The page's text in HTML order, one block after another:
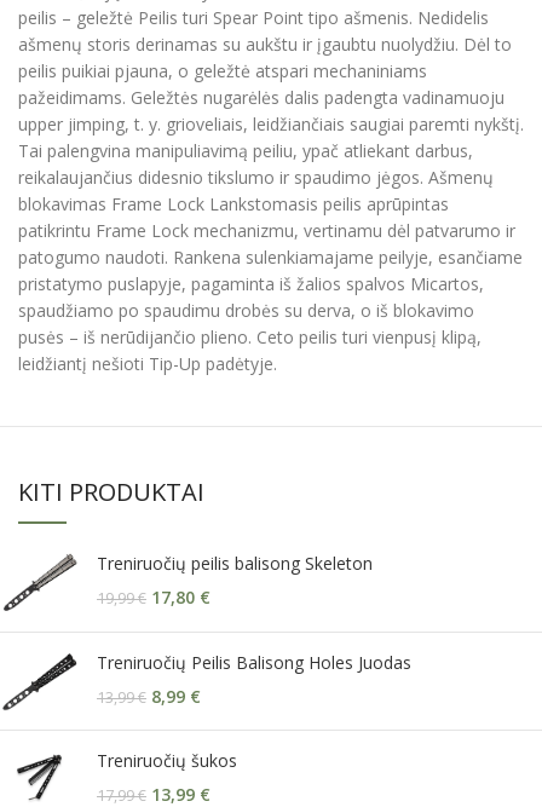
peilis – geležtė Peilis turi Spear Point tipo ašmenis. Nedidelis
ašmenų storis derinamas su aukštu ir įgaubtu nuolydžiu. Dėl to
peilis puikiai pjauna, o geležtė atspari mechaniniams
pažeidimams. Geležtės nugarėlės dalis padengta vadinamuoju
upper jimping, t. y. grioveliais, leidžiančiais saugiai paremti nykštį.
Tai palengvina manipuliavimą peiliu, ypač atliekant darbus,
reikalaujančius didesnio tikslumo ir spaudimo jėgos. Ašmenų
blokavimas Frame Lock Lankstomasis peilis aprūpintas
patikrintu Frame Lock mechanizmu, vertinamu dėl patvarumo ir
patogumo naudoti. Rankena sulenkiamajame peilyje, esančiame
pristatymo puslapyje, pagaminta iš žalios spalvos Micartos,
spaudžiamo po spaudimu drobės su derva, o iš blokavimo
pusės – iš nerūdijančio plieno. Ceto peilis turi vienpusį klipą,
leidžiantį nešioti Tip-Up padėtyje.
KITI PRODUKTAI
Treniruočių peilis balisong Skeleton
19,99€ 17,80 €
Treniruočių Peilis Balisong Holes Juodas
13,99€ 8,99 €
Treniruočių šukos
17,99€ 13,99 €